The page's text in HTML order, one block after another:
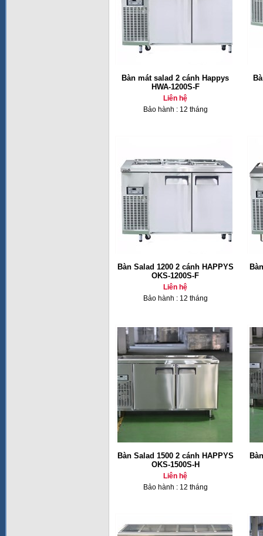
Bàn mát salad 2 cánh Happys
HWA-1200S-F
Liên hệ
Bảo hành : 12 tháng
Bàn Salad 1200 2 cánh HAPPYS
OKS-1200S-F
Liên hệ
Bảo hành : 12 tháng
Bàn Salad 1500 2 cánh HAPPYS
OKS-1500S-H
Liên hệ
Bảo hành : 12 tháng